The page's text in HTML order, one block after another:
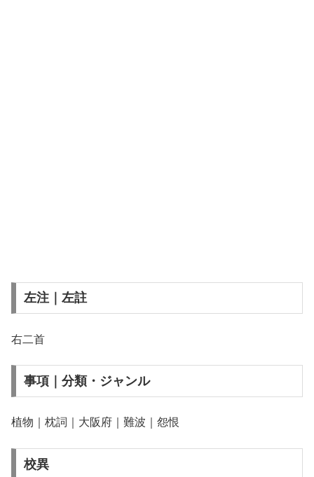
左注｜左註
右二首
事項｜分類・ジャンル
植物｜枕詞｜大阪府｜難波｜怨恨
校異